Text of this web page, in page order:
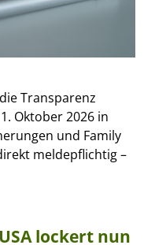
Transparenz
Oktober 2026 in
und Family
meldepflichtig –
lockert nun